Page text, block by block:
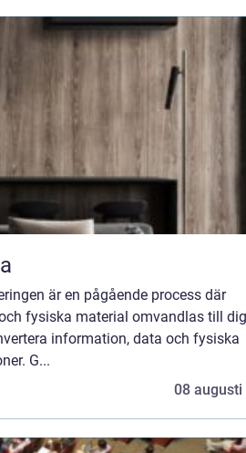
är en pågående process där
fysiska material omvandlas till
information, data och fysiska
G...
08 augusti